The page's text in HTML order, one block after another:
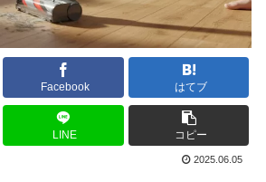
Facebook はてブ
LINE コピー
2025.06.05